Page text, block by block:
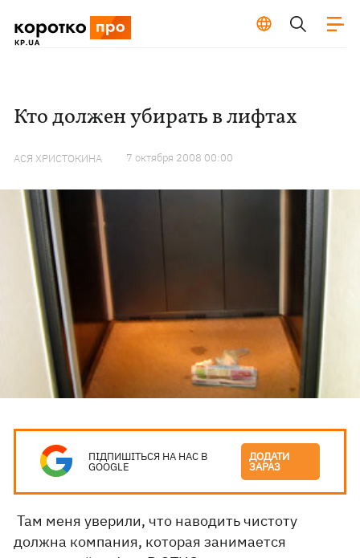
Кто должен убирать в лифтах
АСЯ ХРИСТОКИНА 7 октября 2008 00:00
ПІДПИШІТЬСЯ НА НАС В
GOOGLE
ДОДАТИ
ЗАРАЗ
Там меня уверили, что наводить чистоту
должна компания, которая занимается